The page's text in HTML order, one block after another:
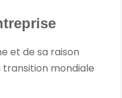
et de sa raison
transition mondiale